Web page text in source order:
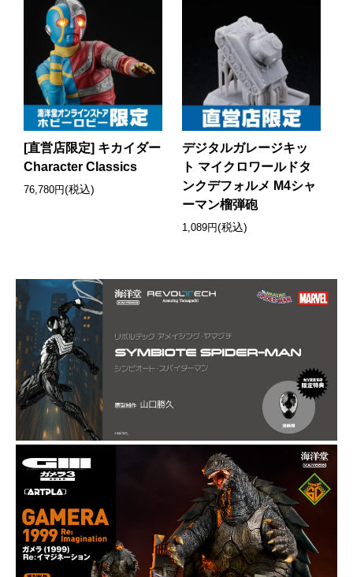
[直営店限定] キカイダー
Character Classics
76,780円(税込)
デジタルガレージキッ
ト マイクロワールドタ
ンクデフォルメ M4シャ
ーマン榴弾砲
1,089円(税込)